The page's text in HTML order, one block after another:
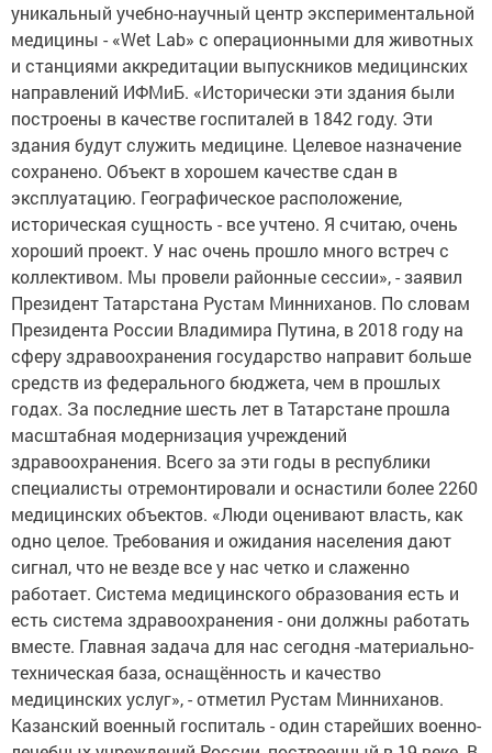
уникальный учебно-научный центр экспериментальной
медицины - «Wet Lab» с операционными для животных
и станциями аккредитации выпускников медицинских
направлений ИФМиБ. «Исторически эти здания были
построены в качестве госпиталей в 1842 году. Эти
здания будут служить медицине. Целевое назначение
сохранено. Объект в хорошем качестве сдан в
эксплуатацию. Географическое расположение,
историческая сущность - все учтено. Я считаю, очень
хороший проект. У нас очень прошло много встреч с
коллективом. Мы провели районные сессии», - заявил
Президент Татарстана Рустам Минниханов. По словам
Президента России Владимира Путина, в 2018 году на
сферу здравоохранения государство направит больше
средств из федерального бюджета, чем в прошлых
годах. За последние шесть лет в Татарстане прошла
масштабная модернизация учреждений
здравоохранения. Всего за эти годы в республики
специалисты отремонтировали и оснастили более 2260
медицинских объектов. «Люди оценивают власть, как
одно целое. Требования и ожидания населения дают
сигнал, что не везде все у нас четко и слаженно
работает. Система медицинского образования есть и
есть система здравоохранения - они должны работать
вместе. Главная задача для нас сегодня -материально-
техническая база, оснащённость и качество
медицинских услуг», - отметил Рустам Минниханов.
Казанский военный госпиталь - один старейших военно-